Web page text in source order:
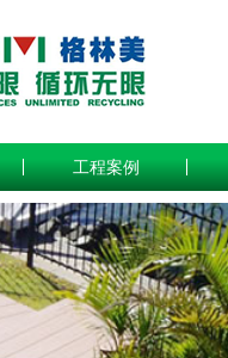
工程案例